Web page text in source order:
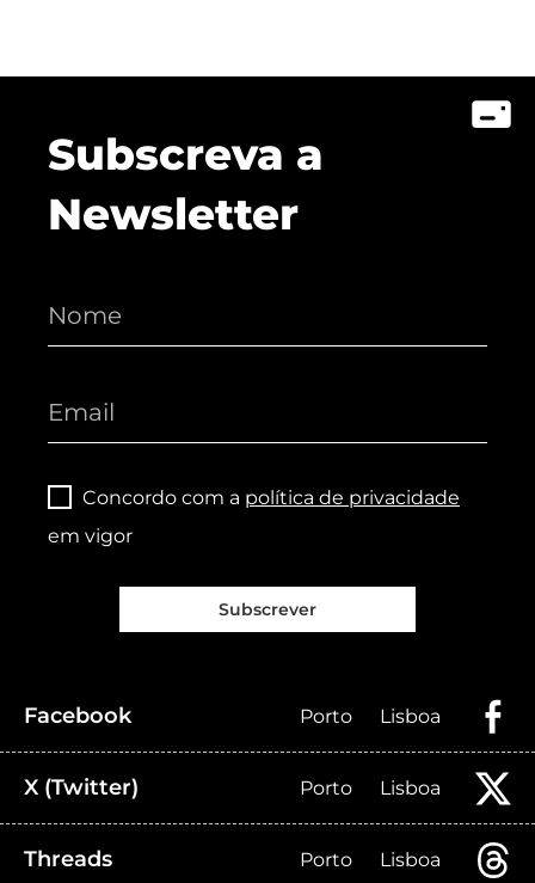
Subscreva a
Newsletter
Concordo com a política de privacidade
em vigor
Subscrever
Facebook Porto Lisboa
X (Twitter) Porto Lisboa
Threads Porto Lisboa